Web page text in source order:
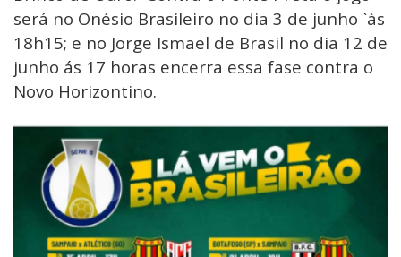
será no Onésio Brasileiro no dia 3 de junho `às
18h15; e no Jorge Ismael de Brasil no dia 12 de
junho ás 17 horas encerra essa fase contra o
Novo Horizontino.